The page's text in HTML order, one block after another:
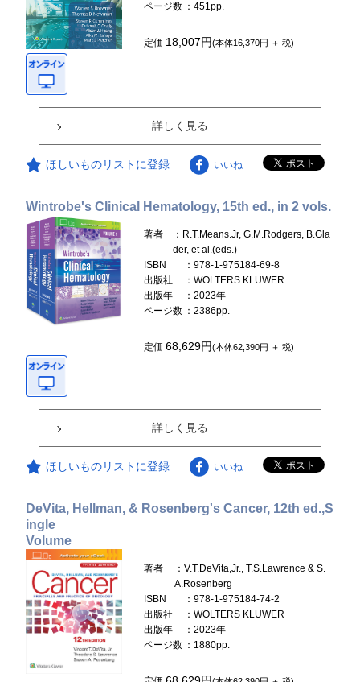
ページ数 ：451pp.
定価 18,007円(本体16,370円 ＋ 税)
詳しく見る
ほしいものリストに登録 いいね
Wintrobe's Clinical Hematology, 15th ed., in 2 vols.
著者
：R.T.Means.Jr, G.M.Rodgers, B.Gla
der, et al.(eds.)
ISBN
：978-1-975184-69-8
出版社
：WOLTERS KLUWER
出版年
：2023年
ページ数 ：2386pp.
定価68,629円(本体62,390円 ＋ 税)
詳しく見る
ほしいものリストに登録 いいね
DeVita, Hellman, & Rosenberg's Cancer, 12th ed.,S
ingle
Volume
著者
：V.T.DeVita,Jr., T.S.Lawrence & S.
A.Rosenberg
ISBN
：978-1-975184-74-2
出版社
：WOLTERS KLUWER
出版年
：2023年
ページ数 ：1880pp.